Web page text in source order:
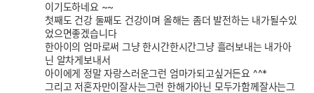
이기도하네요 ~~
첫째도 건강 둘째도 건강이며 올해는 좀더 발전하는 내가될수있
었으면좋겠습니다
한아이의 엄마로써 그냥 한시간한시간그냥 흘러보내는 내가아
닌 알차게보내서
아이에게 정말 자랑스러운그런 엄마가되고싶거든요 ^^*
그리고 저혼자만이잘사는그런 한해가아닌 모두가함께잘사는그